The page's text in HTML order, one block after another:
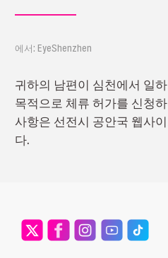
에서: EyeShenzhen
귀하의 남편이 심천에서 일
목적으로 체류 허가를 신청
사항은 선전시 공안국 웹사
다.